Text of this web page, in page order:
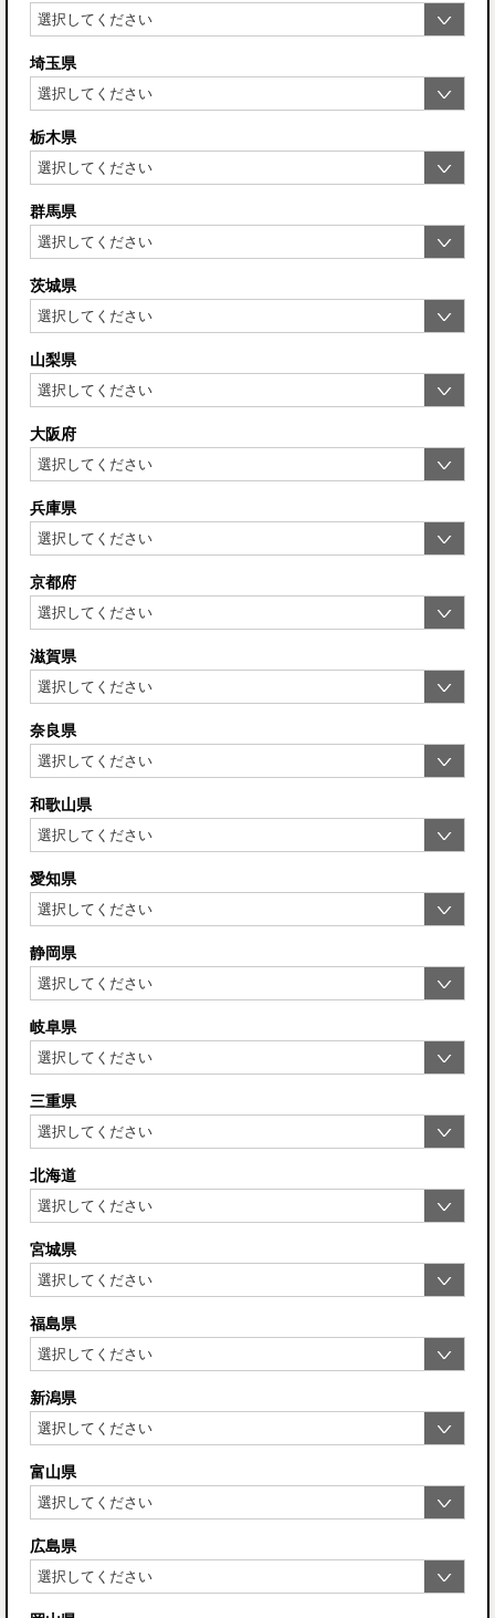
埼玉県
栃木県
群馬県
茨城県
山梨県
大阪府
兵庫県
京都府
滋賀県
奈良県
和歌山県
愛知県
静岡県
岐阜県
三重県
北海道
宮城県
福島県
新潟県
富山県
広島県